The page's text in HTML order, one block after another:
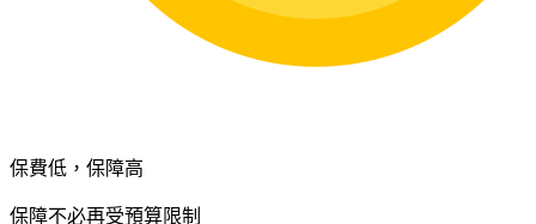
保費低，保障高
保障不必再受預算限制